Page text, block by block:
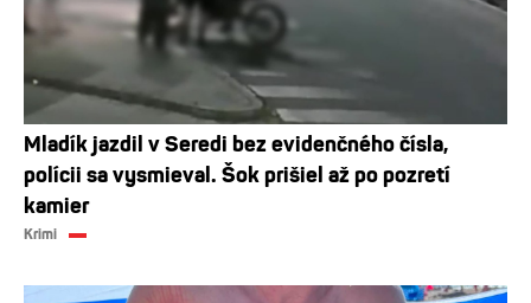
Mladík jazdil v Seredi bez evidenčného čísla,
polícii sa vysmieval. Šok prišiel až po pozretí
kamier
Krimi